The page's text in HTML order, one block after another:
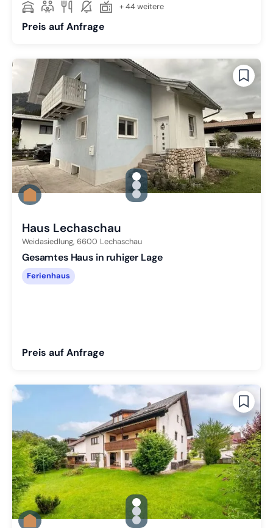
+ 44 weitere
Preis auf Anfrage
gallery.slide_selector
Zu Slide 1 wechseln
Zu Slide 2 wechseln
Zu Slide 3 wechseln
Haus Lechaschau
Weidasiedlung, 6600 Lechaschau
Gesamtes Haus in ruhiger Lage
Ferienhaus
Preis auf Anfrage
gallery.slide_selector
Zu Slide 1 wechseln
Zu Slide 2 wechseln